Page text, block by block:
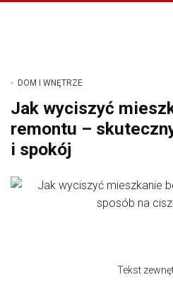
DOM I WNĘTRZE
Jak wyciszyć
remontu –
i spokój
Tekst